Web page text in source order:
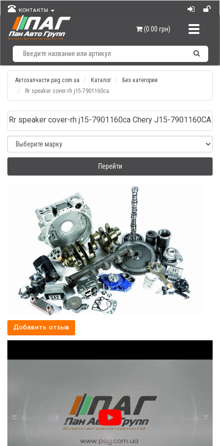
КОНТАКТЫ
(0.00 грн)
Автозапчасти pag.com.ua Каталог
Без категории
Rr speaker cover-rh j15-7901160са
Rr speaker cover-rh j15-7901160са Chery J15-7901160CA
Перейти
Добавить отзыв